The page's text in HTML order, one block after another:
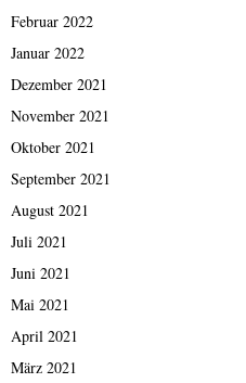
Februar 2022
Januar 2022
Dezember 2021
November 2021
Oktober 2021
September 2021
August 2021
Juli 2021
Juni 2021
Mai 2021
April 2021
März 2021